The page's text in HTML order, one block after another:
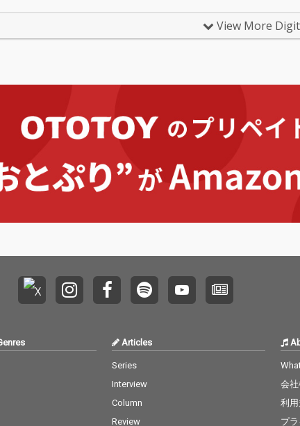
トした
がやた
イント
秒ほど
しまし
でも入
うので
めてか
る楽曲
自分に対する自身や人
とができ、結果未来を
より良いものにするこ
セージを込めた歌です
R&B調ですが、ハート
らしい歌詞にすること
ておりますView More
Articles
Series
Interview
Column
Review
会
利
プ